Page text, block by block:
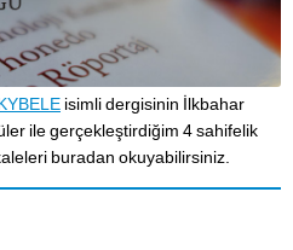
KYBELE isimli dergisinin İlkbahar
ile gerçekleştirdiğim 4 sahifelik
buradan okuyabilirsiniz.